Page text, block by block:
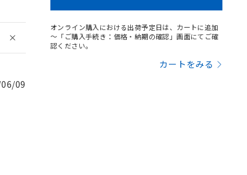
09
オンライン購入における出荷予定日は、カートに追加
～「ご購入手続き：価格・納期の確認」画面にてご確
認ください。
カートをみる